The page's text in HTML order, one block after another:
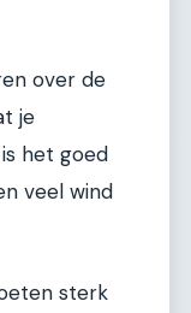
over de
je
is het goed
veel wind
sterk